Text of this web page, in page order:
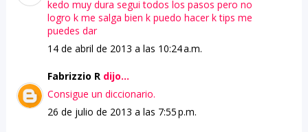
kedo muy dura segui todos los pasos pero no
logro k me salga bien k puedo hacer k tips me
puedes dar
14 de abril de 2013 a las 10:24 a.m.
Fabrizzio Rdijo...
Consigue un diccionario.
26 de julio de 2013 a las 7:55 p.m.